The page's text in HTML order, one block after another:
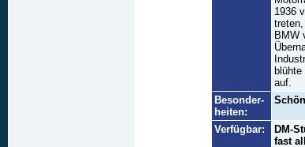
1936
BMW
auf.
Besonder-
heiten:
Verfügbar:
DM-
fast